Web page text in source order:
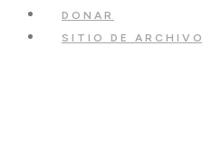
DONAR
SITIO DE ARCHIVO